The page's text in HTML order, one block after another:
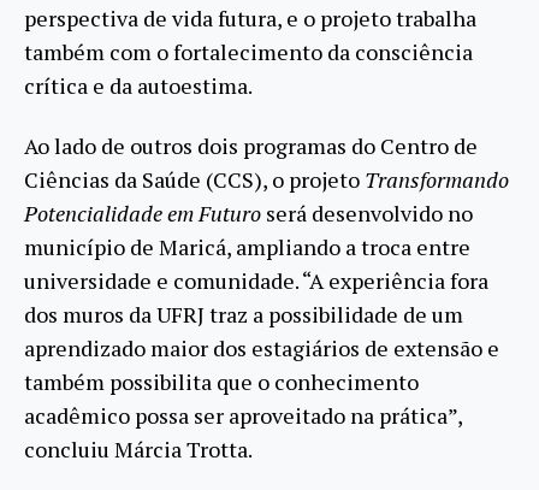
perspectiva de vida futura, e o projeto trabalha
também com o fortalecimento da consciência
crítica e da autoestima.
Ao lado de outros dois programas do Centro de
Ciências da Saúde (CCS), o projeto Transformando
Potencialidade em Futuro será desenvolvido no
município de Maricá, ampliando a troca entre
universidade e comunidade. “A experiência fora
dos muros da UFRJ traz a possibilidade de um
aprendizado maior dos estagiários de extensão e
também possibilita que o conhecimento
acadêmico possa ser aproveitado na prática”,
concluiu Márcia Trotta.